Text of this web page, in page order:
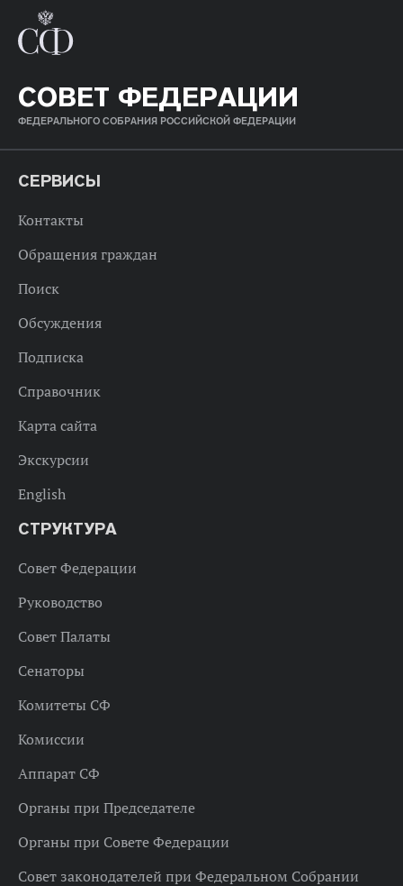
СОВЕТ ФЕДЕРАЦИИ
ФЕДЕРАЛЬНОГО СОБРАНИЯ РОССИЙСКОЙ ФЕДЕРАЦИИ
СЕРВИСЫ
Контакты
Обращения граждан
Поиск
Обсуждения
Подписка
Справочник
Карта сайта
Экскурсии
English
СТРУКТУРА
Совет Федерации
Руководство
Совет Палаты
Сенаторы
Комитеты СФ
Комиссии
Аппарат СФ
Органы при Председателе
Органы при Совете Федерации
Совет законодателей при Федеральном Собрании